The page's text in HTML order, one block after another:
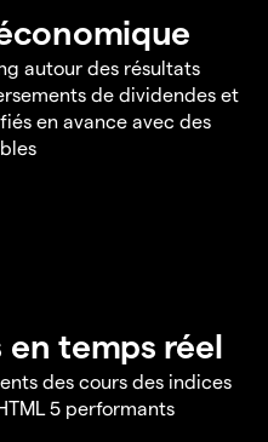
autour des résultats
de dividendes et
en avance avec des
en temps réel
des cours des indices
5 performants